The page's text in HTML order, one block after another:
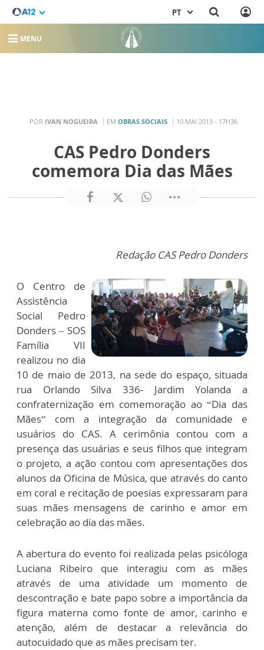
PT
MENU
POR IVAN NOGUEIRA EM OBRAS SOCIAIS 10 MAI 2013 - 17H36
CAS Pedro Donders
comemora Dia das Mães
Redação CAS Pedro Donders
O Centro de
Assistência
Social Pedro
Donders – SOS
Família VII
realizou no dia
10 de maio de 2013, na sede do espaço, situada
rua Orlando Silva 336- Jardim Yolanda a
confraternização em comemoração ao “Dia das
Mães” com a integração da comunidade e
usuários do CAS. A cerimônia contou com a
presença das usuárias e seus filhos que integram
o projeto, a ação contou com apresentações dos
alunos da Oficina de Música, que através do canto
em coral e recitação de poesias expressaram para
suas mães mensagens de carinho e amor em
celebração ao dia das mães.
A abertura do evento foi realizada pelas psicóloga
Luciana Ribeiro que interagiu com as mães
através de uma atividade um momento de
descontração e bate papo sobre a importância da
figura materna como fonte de amor, carinho e
atenção, além de destacar a relevância do
autocuidado que as mães precisam ter.